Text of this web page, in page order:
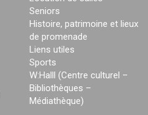
Seniors
Histoire, patrimoine et lieux
de promenade
Liens utiles
Sports
W:Halll (Centre culturel –
Bibliothèques –
Médiathèque)